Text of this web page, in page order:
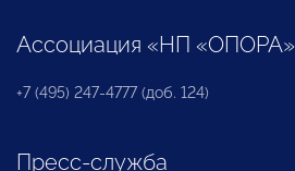
Ассоциация «НП «ОПОРА»
+7 (495) 247-4777 (доб. 124)
Пресс-служба